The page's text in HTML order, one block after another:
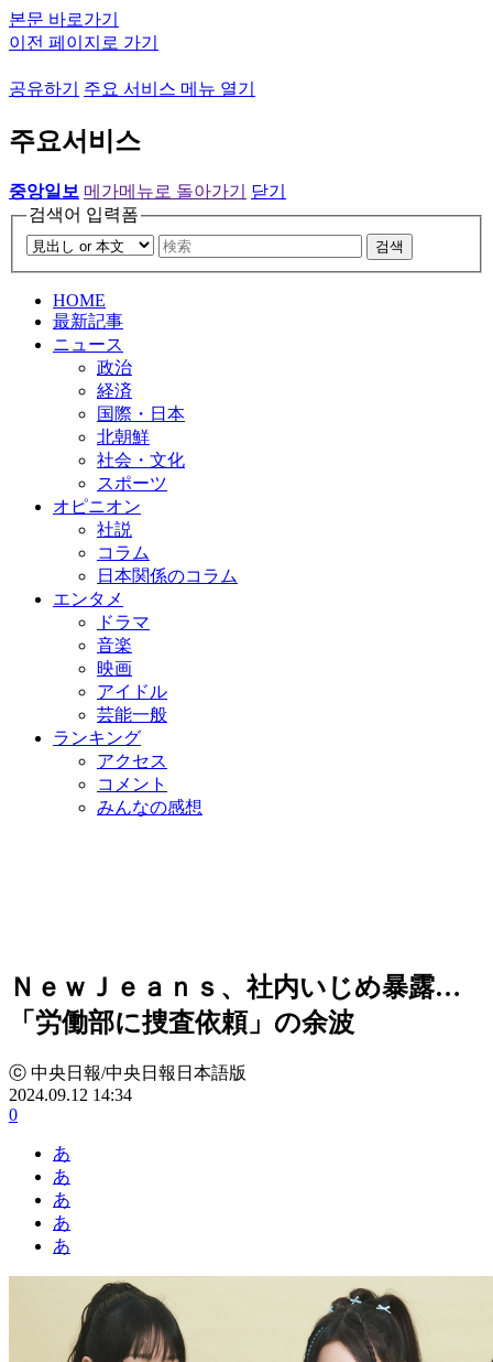
본문 바로가기
이전 페이지로 가기
공유하기 주요 서비스 메뉴 열기
주요서비스
중앙일보 메가메뉴로 돌아가기
닫기
검색어 입력폼
검색
HOME
最新記事
ニュース
政治
経済
国際・日本
北朝鮮
社会・文化
スポーツ
オピニオン
社説
コラム
日本関係のコラム
エンタメ
ドラマ
音楽
映画
アイドル
芸能一般
ランキング
アクセス
コメント
みんなの感想
ＮｅｗＪｅａｎｓ、社内いじめ暴露…
「労働部に捜査依頼」の余波
ⓒ 中央日報/中央日報日本語版
2024.09.12 14:34
0
あ
あ
あ
あ
あ